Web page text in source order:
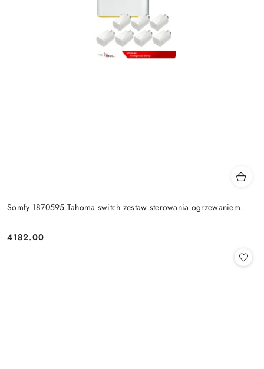
Somfy 1870595 Tahoma switch zestaw sterowania ogrzewaniem.
Cena:
4182.00